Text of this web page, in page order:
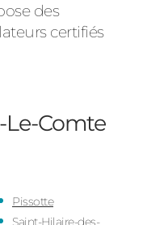
des
certifiés
Le-Comte
Pissotte
Saint-Hilaire-des-